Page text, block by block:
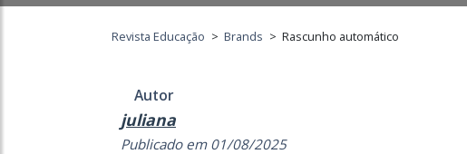
Revista Educação > Brands > Rascunho automático
Autor
juliana
Publicado em 01/08/2025